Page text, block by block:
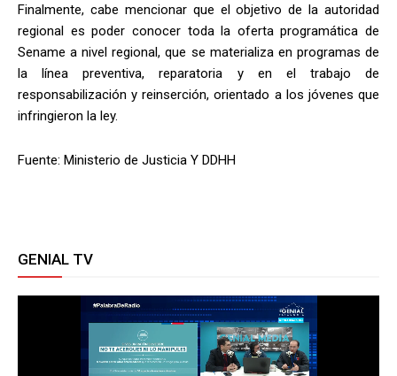
Finalmente, cabe mencionar que el objetivo de la autoridad
regional es poder conocer toda la oferta programática de
Sename a nivel regional, que se materializa en programas de
la línea preventiva, reparatoria y en el trabajo de
responsabilización y reinserción, orientado a los jóvenes que
infringieron la ley.
Fuente: Ministerio de Justicia Y DDHH
GENIAL TV